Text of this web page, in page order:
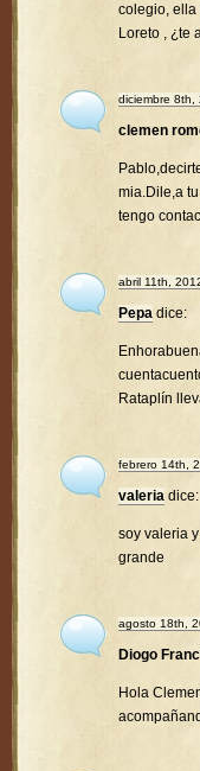
colegio, ella
Loreto , ¿te
diciembre 8th,
clemen
mia.Dile,a
tengo
abril 11th,
Pepa dice:
Rataplín
febrero 14th,
valeria dice:
soy valeria
grande
agosto 18th,
Diogo
Hola